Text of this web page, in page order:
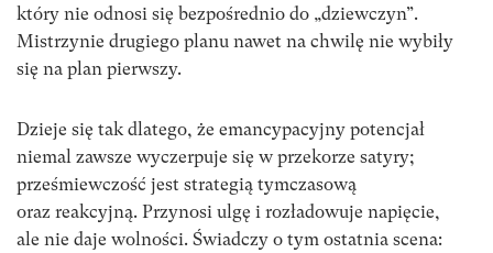
który nie odnosi się bezpośrednio do „dziewczyn”.
Mistrzynie drugiego planu nawet na chwilę nie wybiły
się na plan pierwszy.
Dzieje się tak dlatego, że emancypacyjny potencjał
niemal zawsze wyczerpuje się w przekorze satyry;
prześmiewczość jest strategią tymczasową
oraz reakcyjną. Przynosi ulgę i rozładowuje napięcie,
ale nie daje wolności. Świadczy o tym ostatnia scena: